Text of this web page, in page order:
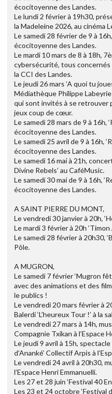
écocitoyenne des Landes.
Le lundi 2 février à 19h30,
la Madeleine 2026, au cinéma
Le samedi 28 février de 9 à 16h,
écocitoyenne des Landes.
Le mardi 10 mars de 8 à 18h,
cybersécurité, tous concernés
la CCI des Landes.
Le jeudi 26 mars ‘A quoi tu
Médiathèque Philippe
qui sont invités à se retrouver
jeux coup de cœur.
Le samedi 28 mars de 9 à 16h,
écocitoyenne des Landes.
Le samedi 25 avril de 9 à 16h,
écocitoyenne des Landes.
Le samedi 16 mai à 21h,
Divine Rebels’ au CaféMusic.
Le samedi 30 mai de 9 à 16h,
écocitoyenne des Landes.
A SAINT PIERRE DU MONT,
Le vendredi 30 janvier à 20h,
Le mardi 3 février à 20h
Le samedi 28 février à 20h30,
Pôle.
A MUGRON,
Le samedi 7 février ‘Mugron
avec des animations et des
le publics !
Le vendredi 20 mars février à
Balerdi ‘L’heureux Tour !’ à la
Le vendredi 27 mars à 14h,
Compagnie Txikan à l’Espace
Le jeudi 9 avril à 15h,
d’Ananké’ Collectif Arpis à
Le vendredi 24 avril à 20h30,
l’Espace Henri Emmanuelli.
Les 27 et 28 juin ‘Festival 40 En
Les 23 et 24 octobre ‘Festival